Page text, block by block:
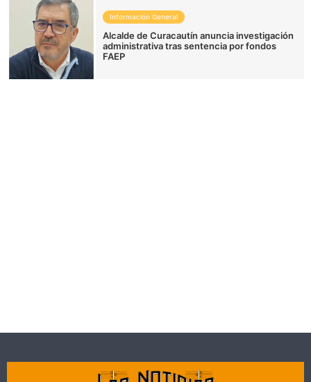
Información General
Alcalde de Curacautín anuncia investigación
administrativa tras sentencia por fondos
FAEP